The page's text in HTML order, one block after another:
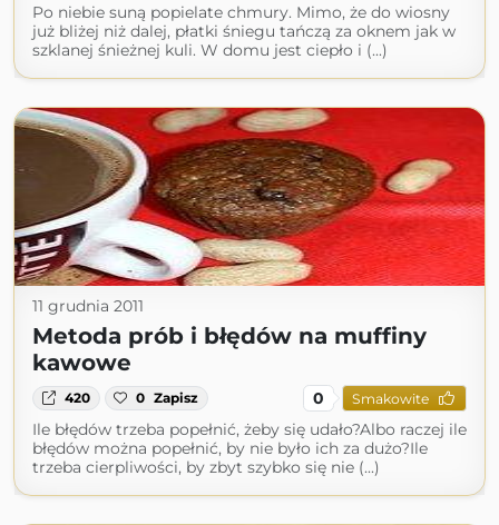
Po niebie suną popielate chmury. Mimo, że do wiosny
już bliżej niż dalej, płatki śniegu tańczą za oknem jak w
szklanej śnieżnej kuli. W domu jest ciepło i (...)
11 grudnia 2011
Metoda prób i błędów na muffiny
kawowe
420 0 Zapisz 0 Smakowite
Ile błędów trzeba popełnić, żeby się udało?Albo raczej ile
błędów można popełnić, by nie było ich za dużo?Ile
trzeba cierpliwości, by zbyt szybko się nie (...)